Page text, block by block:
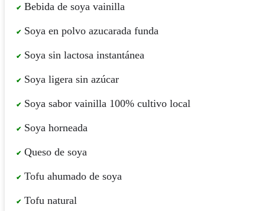
Bebida de soya vainilla
Soya en polvo azucarada funda
Soya sin lactosa instantánea
Soya ligera sin azúcar
Soya sabor vainilla 100% cultivo local
Soya horneada
Queso de soya
Tofu ahumado de soya
Tofu natural